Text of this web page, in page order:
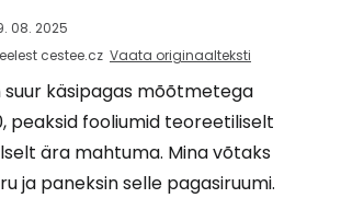
08. 2025
cestee.cz Vaata originaalteksti
suur käsipagas mõõtmetega
peaksid fooliumid teoreetiliselt
ära mahtuma. Mina võtaks
ja paneksin selle pagasiruumi.